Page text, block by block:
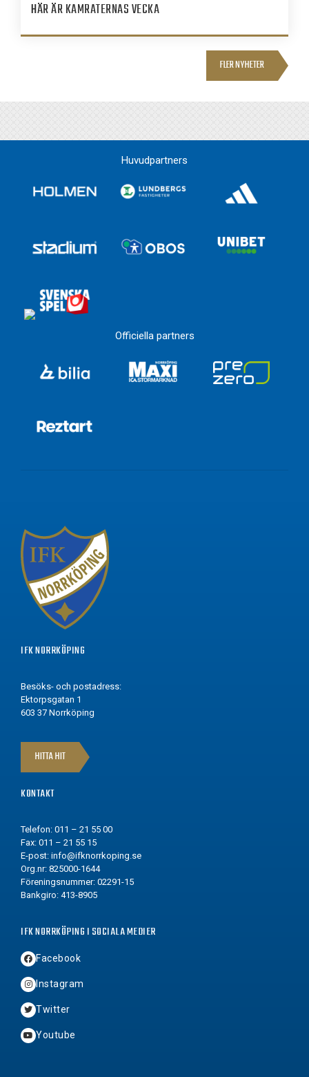
HÄR ÄR KAMRATERNAS VECKA
FLER NYHETER
Huvudpartners
Officiella partners
IFK NORRKÖPING
Besöks- och postadress:
Ektorpsgatan 1
603 37 Norrköping
HITTA HIT
KONTAKT
Telefon: 011 – 21 55 00
Fax: 011 – 21 55 15
E-post: info@ifknorrkoping.se
Org.nr: 825000-1644
Föreningsnummer: 02291-15
Bankgiro: 413-8905
IFK NORRKÖPING I SOCIALA MEDIER
Facebook
Instagram
Twitter
Youtube